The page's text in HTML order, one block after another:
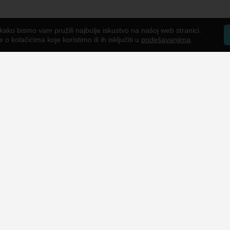
bismo vam pružili najbolje iskustvo na našoj web stranici.
o kolačićima koje koristimo ili ih isključiti u podešavanjima